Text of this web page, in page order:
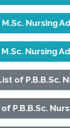
Nursing
Nursing
of P.B.B.Sc.
P.B.B.Sc.